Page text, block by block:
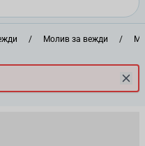
/ Молив за вежди /